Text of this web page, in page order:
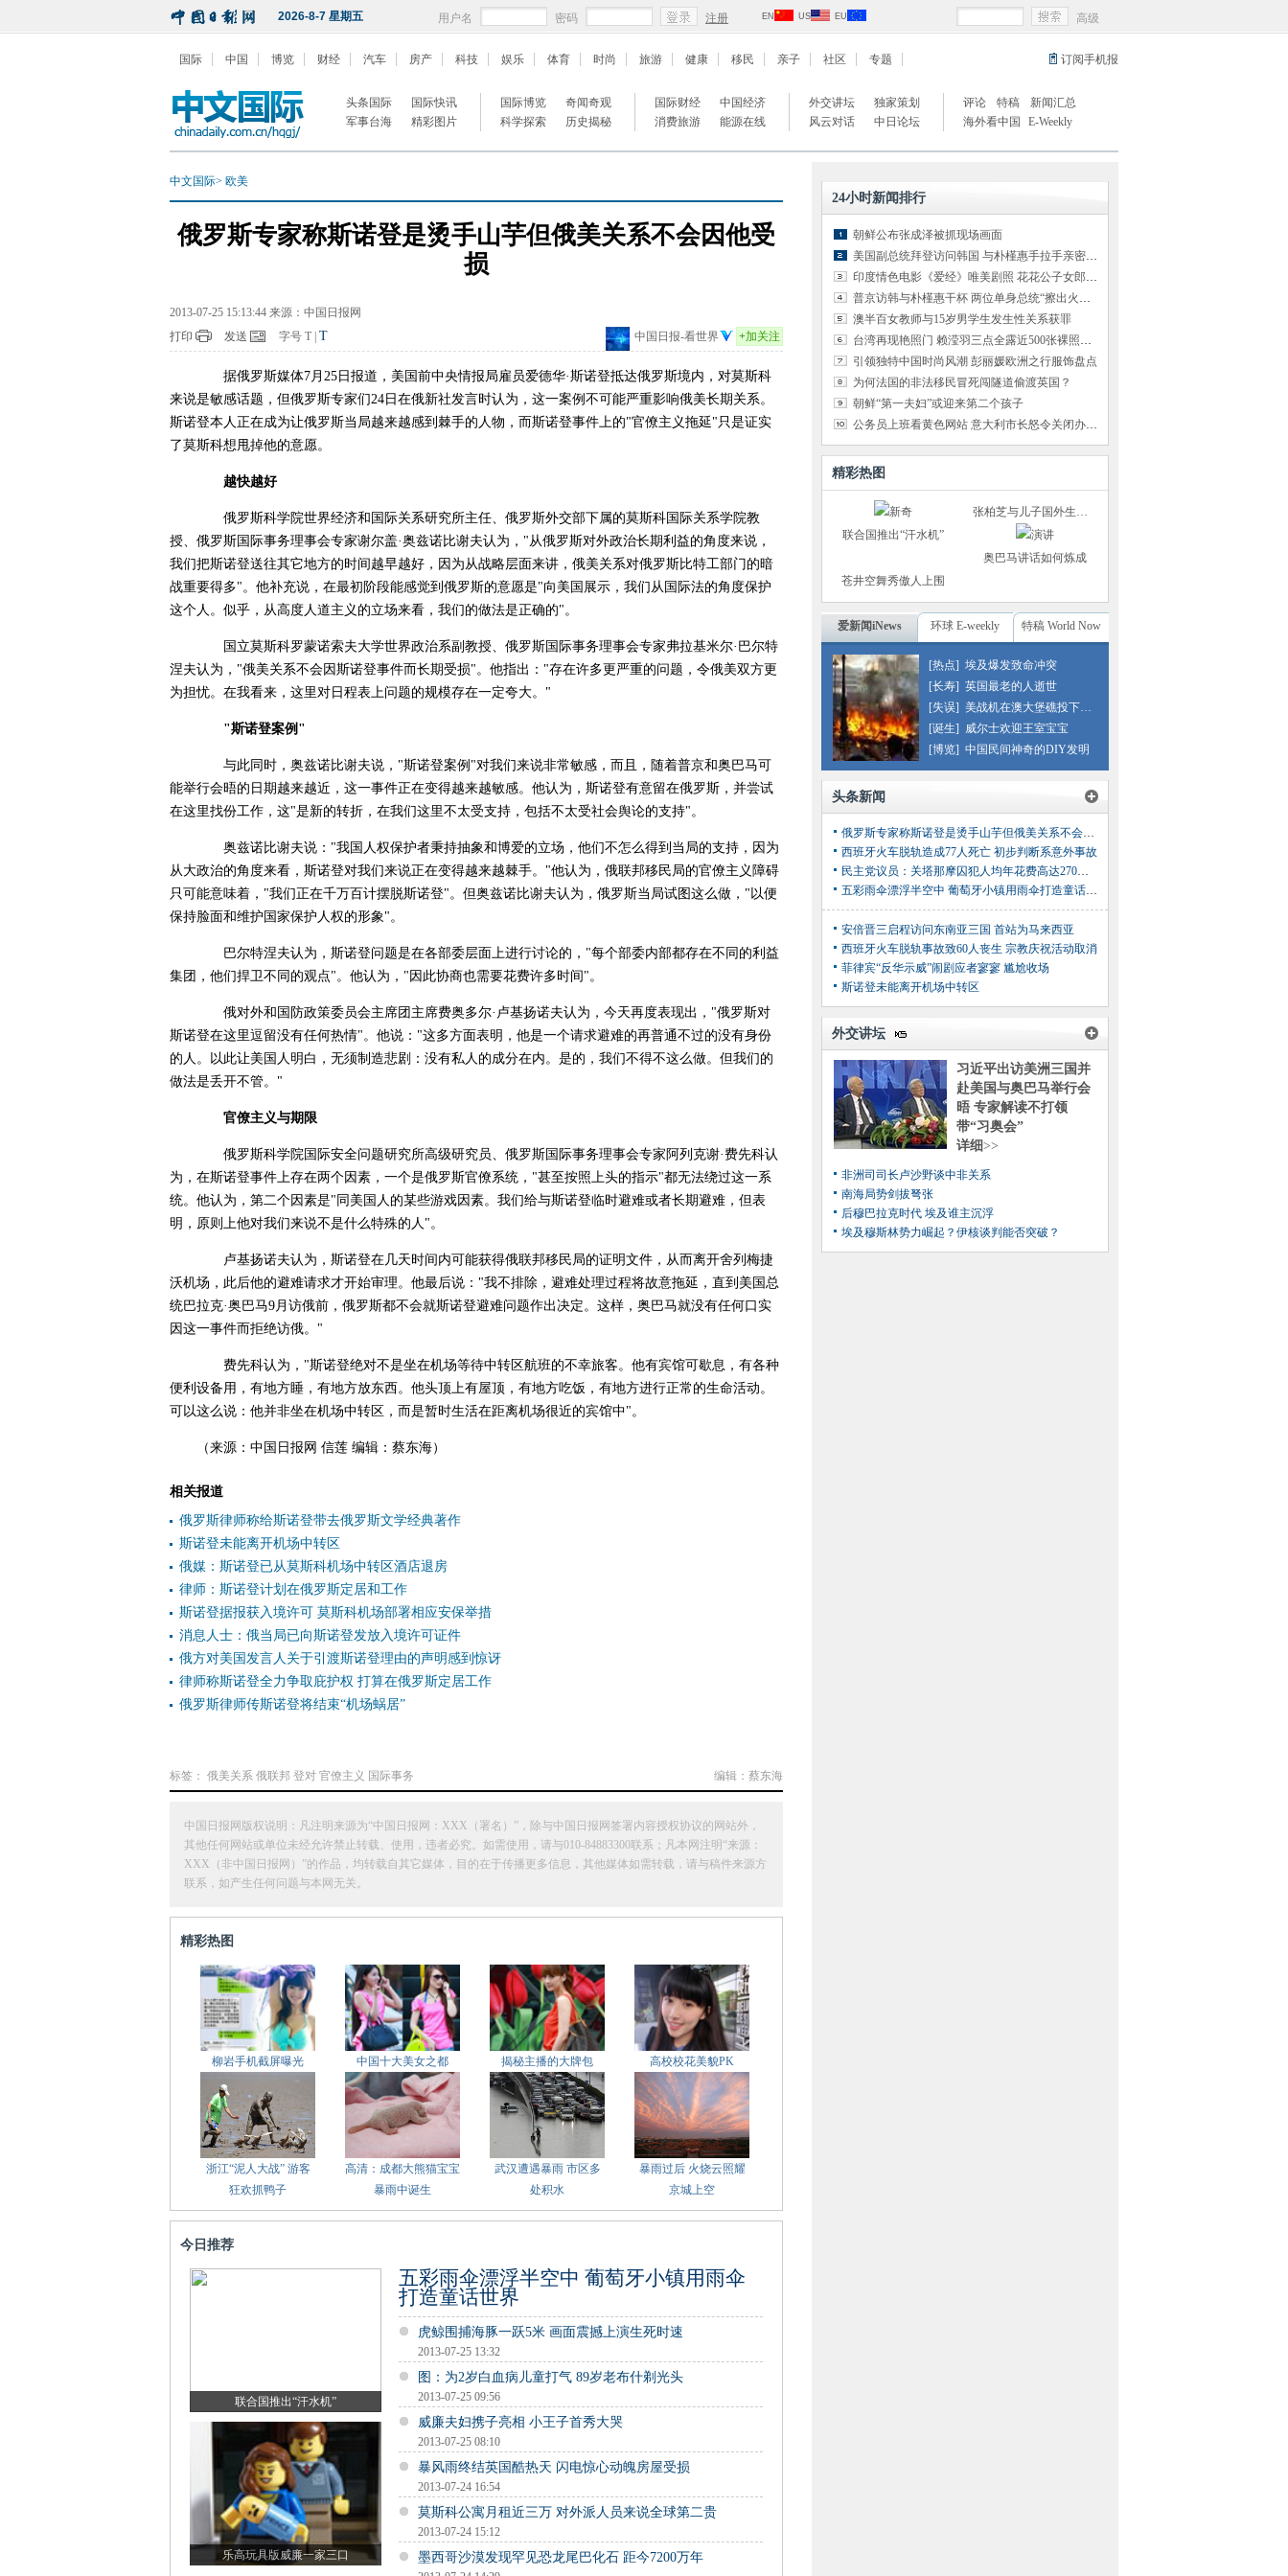
2026-8-7 星期五 用户名 密码 注册 EN US EU 高级
订阅手机报
国际 中国 博览 财经 汽车 房产 科技 娱乐 体育 时尚 旅游 健康 移民 亲子 社区 专题
头条国际
国际快讯
军事台海
精彩图片
国际博览
奇闻奇观
科学探索
历史揭秘
国际财经
中国经济
消费旅游
能源在线
外交讲坛
独家策划
风云对话
中日论坛
评论 特稿
新闻汇总
海外看中国
E-Weekly
中文国际> 欧美
俄罗斯专家称斯诺登是烫手山芋但俄美关系不会因他受
损
2013-07-25 15:13:44 来源：中国日报网
中国日报-看世界
+加关注
打印 发送 字号 T T
据俄罗斯媒体7月25日报道，美国前中央情报局雇员爱德华·斯诺登抵达俄罗斯境内，对莫斯科
来说是敏感话题，但俄罗斯专家们24日在俄新社发言时认为，这一案例不可能严重影响俄美长期关系。
斯诺登本人正在成为让俄罗斯当局越来越感到棘手的人物，而斯诺登事件上的"官僚主义拖延"只是证实
了莫斯科想甩掉他的意愿。
越快越好
俄罗斯科学院世界经济和国际关系研究所主任、俄罗斯外交部下属的莫斯科国际关系学院教
授、俄罗斯国际事务理事会专家谢尔盖·奥兹诺比谢夫认为，"从俄罗斯对外政治长期利益的角度来说，
我们把斯诺登送往其它地方的时间越早越好，因为从战略层面来讲，俄美关系对俄罗斯比特工部门的暗
战重要得多"。他补充说，在最初阶段能感觉到俄罗斯的意愿是"向美国展示，我们从国际法的角度保护
这个人。似乎，从高度人道主义的立场来看，我们的做法是正确的"。
国立莫斯科罗蒙诺索夫大学世界政治系副教授、俄罗斯国际事务理事会专家弗拉基米尔·巴尔特
涅夫认为，"俄美关系不会因斯诺登事件而长期受损"。他指出："存在许多更严重的问题，令俄美双方更
为担忧。在我看来，这里对日程表上问题的规模存在一定夸大。"
"斯诺登案例"
与此同时，奥兹诺比谢夫说，"斯诺登案例"对我们来说非常敏感，而且，随着普京和奥巴马可
能举行会晤的日期越来越近，这一事件正在变得越来越敏感。他认为，斯诺登有意留在俄罗斯，并尝试
在这里找份工作，这"是新的转折，在我们这里不太受支持，包括不太受社会舆论的支持"。
奥兹诺比谢夫说："我国人权保护者秉持抽象和博爱的立场，他们不怎么得到当局的支持，因为
从大政治的角度来看，斯诺登对我们来说正在变得越来越棘手。"他认为，俄联邦移民局的官僚主义障碍
只可能意味着，"我们正在千万百计摆脱斯诺登"。但奥兹诺比谢夫认为，俄罗斯当局试图这么做，"以便
保持脸面和维护国家保护人权的形象"。
巴尔特涅夫认为，斯诺登问题是在各部委层面上进行讨论的，"每个部委内部都存在不同的利益
集团，他们捍卫不同的观点"。他认为，"因此协商也需要花费许多时间"。
俄对外和国防政策委员会主席团主席费奥多尔·卢基扬诺夫认为，今天再度表现出，"俄罗斯对
斯诺登在这里逗留没有任何热情"。他说："这多方面表明，他是一个请求避难的再普通不过的没有身份
的人。以此让美国人明白，无须制造悲剧：没有私人的成分在内。是的，我们不得不这么做。但我们的
做法是丢开不管。"
官僚主义与期限
俄罗斯科学院国际安全问题研究所高级研究员、俄罗斯国际事务理事会专家阿列克谢·费先科认
为，在斯诺登事件上存在两个因素，一个是俄罗斯官僚系统，"甚至按照上头的指示"都无法绕过这一系
统。他认为，第二个因素是"同美国人的某些游戏因素。我们给与斯诺登临时避难或者长期避难，但表
明，原则上他对我们来说不是什么特殊的人"。
卢基扬诺夫认为，斯诺登在几天时间内可能获得俄联邦移民局的证明文件，从而离开舍列梅捷
沃机场，此后他的避难请求才开始审理。他最后说："我不排除，避难处理过程将故意拖延，直到美国总
统巴拉克·奥巴马9月访俄前，俄罗斯都不会就斯诺登避难问题作出决定。这样，奥巴马就没有任何口实
因这一事件而拒绝访俄。"
费先科认为，"斯诺登绝对不是坐在机场等待中转区航班的不幸旅客。他有宾馆可歇息，有各种
便利设备用，有地方睡，有地方放东西。他头顶上有屋顶，有地方吃饭，有地方进行正常的生命活动。
可以这么说：他并非坐在机场中转区，而是暂时生活在距离机场很近的宾馆中"。
（来源：中国日报网 信莲 编辑：蔡东海）
相关报道
俄罗斯律师称给斯诺登带去俄罗斯文学经典著作
斯诺登未能离开机场中转区
俄媒：斯诺登已从莫斯科机场中转区酒店退房
律师：斯诺登计划在俄罗斯定居和工作
斯诺登据报获入境许可 莫斯科机场部署相应安保举措
消息人士：俄当局已向斯诺登发放入境许可证件
俄方对美国发言人关于引渡斯诺登理由的声明感到惊讶
律师称斯诺登全力争取庇护权 打算在俄罗斯定居工作
俄罗斯律师传斯诺登将结束“机场蜗居”
编辑：蔡东海
标签： 俄美关系 俄联邦 登对 官僚主义 国际事务
中国日报网版权说明：凡注明来源为“中国日报网：XXX（署名）”，除与中国日报网签署内容授权协议的网站外，
其他任何网站或单位未经允许禁止转载、使用，违者必究。如需使用，请与010-84883300联系；凡本网注明“来源：
XXX（非中国日报网）”的作品，均转载自其它媒体，目的在于传播更多信息，其他媒体如需转载，请与稿件来源方
联系，如产生任何问题与本网无关。
精彩热图
柳岩手机截屏曝光 中国十大美女之都 揭秘主播的大牌包 高校校花美貌PK
浙江“泥人大战” 游客
狂欢抓鸭子
高清：成都大熊猫宝宝
暴雨中诞生
武汉遭遇暴雨 市区多
处积水
暴雨过后 火烧云照耀
京城上空
今日推荐
联合国推出“汗水机”
乐高玩具版威廉一家三口
五彩雨伞漂浮半空中 葡萄牙小镇用雨伞
打造童话世界
虎鲸围捕海豚一跃5米 画面震撼上演生死时速
2013-07-25 13:32
图：为2岁白血病儿童打气 89岁老布什剃光头
2013-07-25 09:56
威廉夫妇携子亮相 小王子首秀大哭
2013-07-25 08:10
暴风雨终结英国酷热天 闪电惊心动魄房屋受损
2013-07-24 16:54
莫斯科公寓月租近三万 对外派人员来说全球第二贵
2013-07-24 15:12
墨西哥沙漠发现罕见恐龙尾巴化石 距今7200万年
24小时新闻排行
朝鲜公布张成泽被抓现场画面
美国副总统拜登访问韩国 与朴槿惠手拉手亲密交谈
印度情色电影《爱经》唯美剧照 花花公子女郎出演
普京访韩与朴槿惠干杯 两位单身总统“擦出火花”（组图）
澳半百女教师与15岁男学生发生性关系获罪
台湾再现艳照门 赖滢羽三点全露近500张裸照外泄
引领独特中国时尚风潮 彭丽媛欧洲之行服饰盘点
为何法国的非法移民冒死闯隧道偷渡英国？
朝鲜“第一夫妇”或迎来第二个孩子
公务员上班看黄色网站 意大利市长怒令关闭办公室网络
精彩热图
联合国推出“汗水机”
张柏芝与儿子国外生活照
奥巴马讲话如何炼成
苍井空舞秀傲人上围
爱新闻iNews 环球 E-weekly 特稿 World Now
[热点] 埃及爆发致命冲突
[长寿] 英国最老的人逝世
[失误] 美战机在澳大堡礁投下炸弹
[诞生] 威尔士欢迎王室宝宝
[博览] 中国民间神奇的DIY发明
头条新闻
俄罗斯专家称斯诺登是烫手山芋但俄美关系不会因他受损
西班牙火车脱轨造成77人死亡 初步判断系意外事故
民主党议员：关塔那摩囚犯人均年花费高达270万美元
五彩雨伞漂浮半空中 葡萄牙小镇用雨伞打造童话世界
安倍晋三启程访问东南亚三国 首站为马来西亚
西班牙火车脱轨事故致60人丧生 宗教庆祝活动取消
菲律宾“反华示威”闹剧应者寥寥 尴尬收场
斯诺登未能离开机场中转区
外交讲坛
习近平出访美洲三国并
赴美国与奥巴马举行会
晤 专家解读不打领
带“习奥会”
详细>>
非洲司司长卢沙野谈中非关系
南海局势剑拔弩张
后穆巴拉克时代 埃及谁主沉浮
埃及穆斯林势力崛起？伊核谈判能否突破？